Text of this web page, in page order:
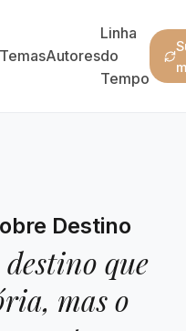
TemasAutores
Linha
do
Tempo
Destino
que
mas o